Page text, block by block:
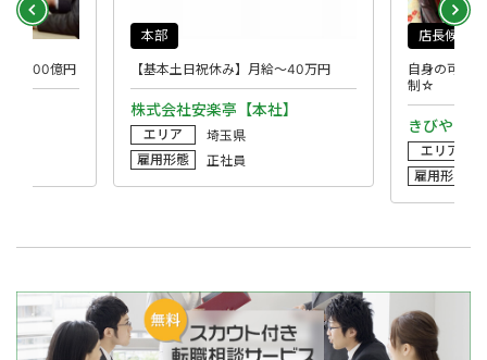
上1000億円
株式会社安楽亭【本社】
【基本土日祝休み】月給～40万円
本部
エリア
埼玉県
雇用形態
正社員
きびや 鷲
自身の可能
制☆
店長候補
エリア
雇用形態